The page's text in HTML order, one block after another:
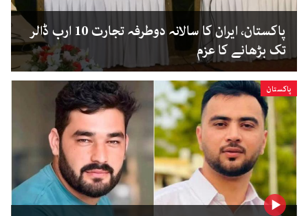
پاکستان، ایران کا سالانہ دوطرفہ تجارت 10 ارب ڈالر
تک بڑھانے کا عزم
پاکستان